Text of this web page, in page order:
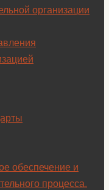
организации
обеспечение и
процесса.